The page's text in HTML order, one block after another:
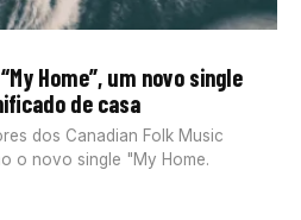
Home”, um novo single
de casa
dos Canadian Folk Music
o novo single "My Home.